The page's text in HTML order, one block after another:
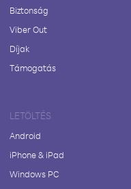
Biztonság
Viber Out
Díjak
Támogatás
LETÖLTÉS
Android
iPhone & iPad
Windows PC